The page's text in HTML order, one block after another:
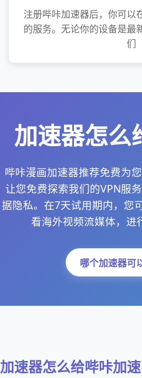
注册哔咔加速器后，你可以
的服务。无论你的设备是最
们
加速器怎么
哔咔漫画加速器推荐免费为
让您免费探索我们的VPN服
据隐私。在7天试用期内，您
看海外视频流媒体，进
哪个加速器可
加速器怎么给哔咔加速